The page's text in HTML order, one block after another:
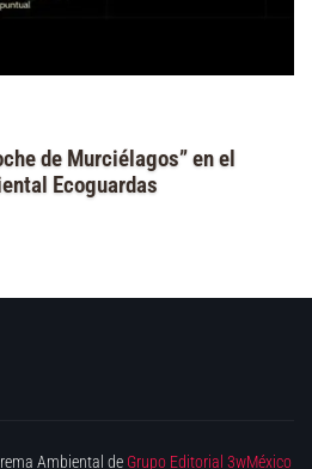
de Murciélagos” en el
Ecoguardas
Ambiental de Grupo Editorial 3wMéxico